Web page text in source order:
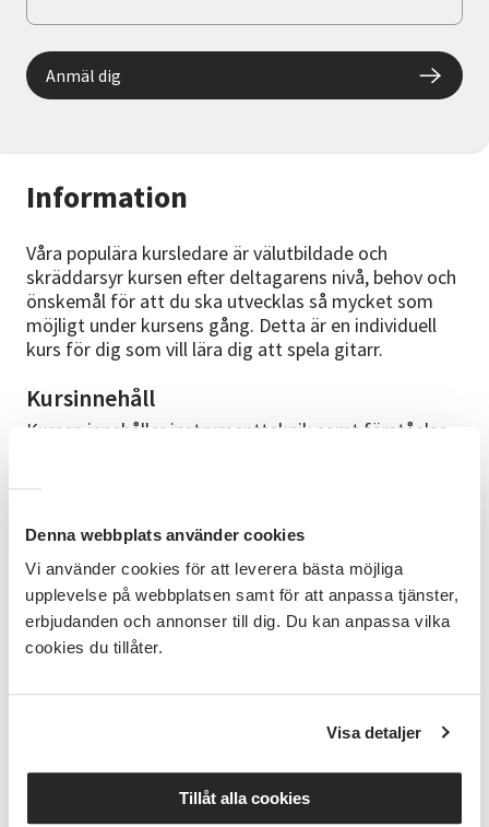
Denna webbplats använder cookies
Vi använder cookies för att leverera bästa möjliga
upplevelse på webbplatsen samt för att anpassa tjänster,
erbjudanden och annonser till dig. Du kan anpassa vilka
cookies du tillåter.
Visa detaljer
Tillåt alla cookies
Information
Våra populära kursledare är välutbildade och
skräddarsyr kursen efter deltagarens nivå, behov och
önskemål för att du ska utvecklas så mycket som
möjligt under kursens gång. Detta är en individuell
kurs för dig som vill lära dig att spela gitarr.
Kursinnehåll
Kursen innehåller instrumentteknik samt förståelse
Förkunskaper
Kursen vänder sig både till dig som är nybörjare som
till dig som vill utvecklas med din gitarr.
Kursledare
gitarrlärare och har också jobbat med musik i olika
erfarenhet av undervisning för nybörjare och mer
Viktig information
Anmäl dig